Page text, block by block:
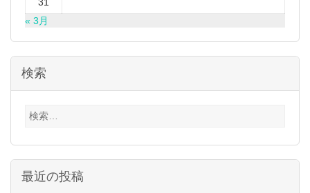
« 3月
検索
検
最近の投稿